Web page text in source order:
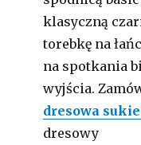
klasyczną
torebkę na
na spotkania
wyjścia.
dresowa
dresowy